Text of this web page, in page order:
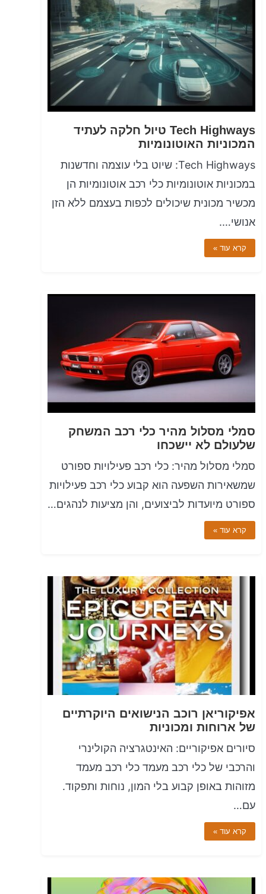
Tech Highways טיול חלקה לעתיד
המכוניות האוטונומיות
Tech Highways: שיוט בלי עוצמה וחדשנות
במכוניות אוטונומיות כלי רכב אוטונומיות הן
מכשיר מכונית שיכולים לכפות בעצמם ללא הזן
אנושי….
קרא עוד »
סמלי מסלול מהיר כלי רכב המשחק
שלעולם לא יישכחו
סמלי מסלול מהיר: כלי רכב פעילויות ספורט
שמשאירות השפעה הוא קבוע כלי רכב פעילויות
ספורט מיועדות לביצועים, והן מציעות לנהגים…
קרא עוד »
אפיקוריאן רוכב הנישואים היוקרתיים
של ארוחות ומכוניות
סיורים אפיקוריים: האינטגרציה הקולינרי
והרכבי של כלי רכב מעמד כלי רכב מעמד
מזוהות באופן קבוע בלי המון, נוחות ותפקוד.
עם…
קרא עוד »